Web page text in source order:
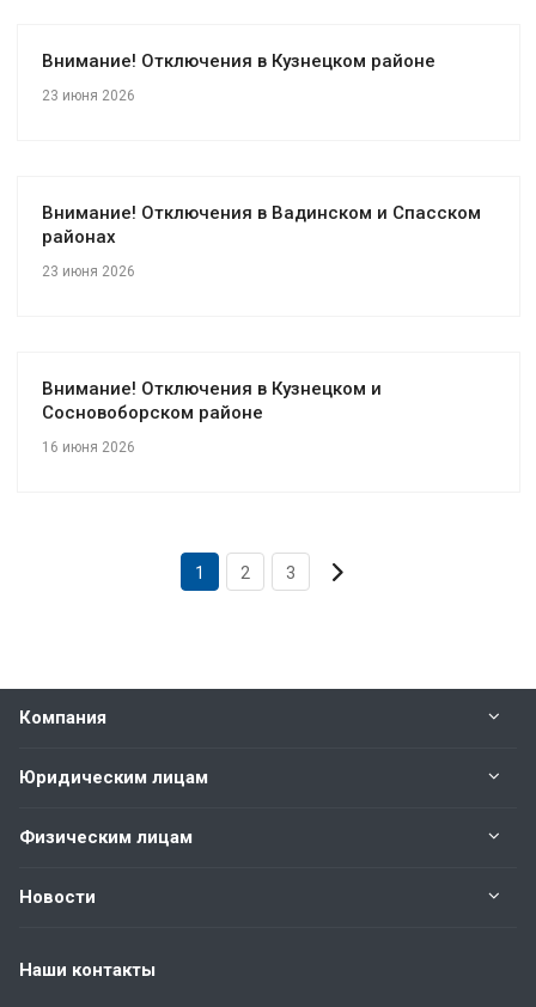
Внимание! Отключения в Кузнецком районе
23 июня 2026
Внимание! Отключения в Вадинском и Спасском
районах
23 июня 2026
Внимание! Отключения в Кузнецком и
Сосновоборском районе
16 июня 2026
1 2 3
Компания
Юридическим лицам
Физическим лицам
Новости
Наши контакты